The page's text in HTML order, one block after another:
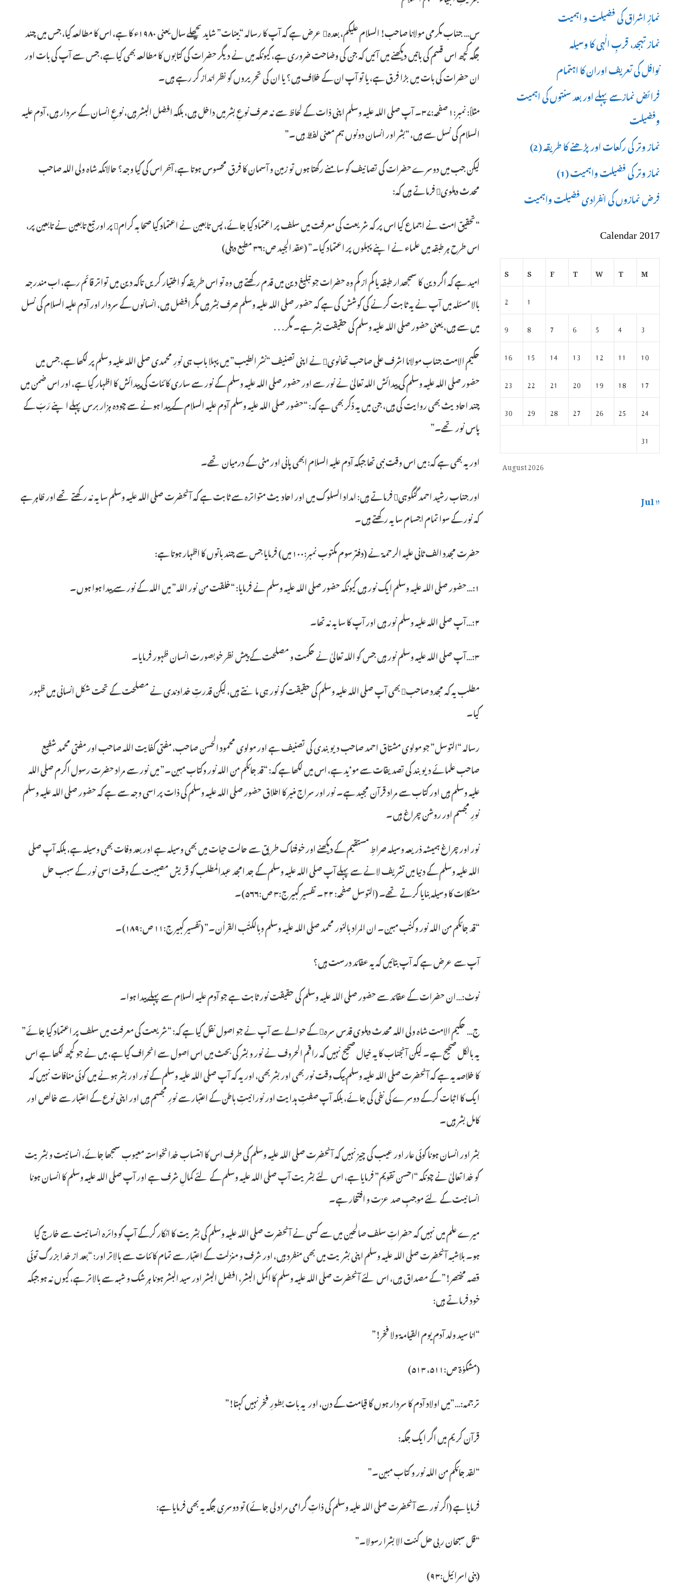
س… جناب مکرمی مولانا صاحب! السلام علیکم، بعدہ عرض ہے کہ آپ کا رسالہ “بینات” شاید پچھلے سال یعنی ۱۹۸۰ء کا ہے، اس کا مطالعہ کیا، جس میں چند
جگہ کچھ اس قسم کی باتیں دیکھنے میں آئیں کہ جن کی وضاحت ضروری ہے، کیونکہ میں نے دیگر حضرات کی کتابوں کا مطالعہ بھی کیا ہے، جس سے آپ کی بات اور
ان حضرات کی بات میں بڑا فرق ہے، یا تو آپ ان کے خلاف ہیں؟ یا ان کی تحریروں کو نظر انداز کر رہے ہیں۔
مثلاً: نمبر:۱ صفحہ:۳۷۔ آپ صلی اللہ علیہ وسلم اپنی ذات کے لحاظ سے نہ صرف نوعِ بشر میں داخل ہیں، بلکہ افضل البشر ہیں، نوعِ انسان کے سردار ہیں، آدم علیہ
السلام کی نسل سے ہیں، “بشر اور انسان دونوں ہم معنی لفظ ہیں۔”
لیکن جب میں دوسرے حضرات کی تصانیف کو سامنے رکھتا ہوں تو زمین و آسمان کا فرق محسوس ہوتا ہے، آخر اس کی کیا وجہ؟ حالانکہ شاہ ولی اللہ صاحب
محدث دہلوی فرماتے ہیں کہ:
“تحقیق امت نے اجماع کیا اس پر کہ شریعت کی معرفت میں سلف پر اعتماد کیا جائے، پس تابعین نے اعتماد کیا صحابہ کرام پر اور تبع تابعین نے تابعین پر،
اس طرح ہر طبقہ میں علماء نے اپنے پہلوں پر اعتماد کیا۔” (عقد الجید ص:۳۶ مطبع دہلی)
امید ہے کہ اگر دین کا سمجھدار طبقہ یا کم از کم وہ حضرات جو تبلیغ دین میں قدم رکھتے ہیں وہ تو اس طریقہ کو اختیار کریں تاکہ دین میں تواتر قائم رہے، اب مندرجہ
بالا مسئلہ میں آپ نے یہ ثابت کرنے کی کوشش کی ہے کہ حضور صلی اللہ علیہ وسلم صرف بشر ہیں مگر افضل ہیں، انسانوں کے سردار اور آدم علیہ السلام کی نسل
میں سے ہیں، یعنی حضور صلی اللہ علیہ وسلم کی حقیقت بشر ہے۔ مگر․․․
حکیم الامت جناب مولانا اشرف علی صاحب تھانوی نے اپنی تصنیف “نشر الطیب” میں پہلا باب ہی نورِ محمدی صلی اللہ علیہ وسلم پر لکھا ہے، جس میں
حضور صلی اللہ علیہ وسلم کی پیدائش اللہ تعالیٰ نے نور سے اور حضور صلی اللہ علیہ وسلم کے نور سے ساری کائنات کی پیدائش کا اظہار کیا ہے، اور اس ضمن میں
چند احادیث بھی روایت کی ہیں، جن میں یہ ذکر بھی ہے کہ: “حضور صلی اللہ علیہ وسلم آدم علیہ السلام کے پیدا ہونے سے چودہ ہزار برس پہلے اپنے رَبّ کے
پاس نور تھے۔”
اور یہ بھی ہے کہ: میں اس وقت نبی تھا جبکہ آدم علیہ السلام ابھی پانی اور مٹی کے درمیان تھے۔
اور جناب رشید احمد گنگوہی فرماتے ہیں: امداد السلوک میں اور احادیث متواترہ سے ثابت ہے کہ آنحضرت صلی اللہ علیہ وسلم سایہ نہ رکھتے تھے اور ظاہر ہے
کہ نور کے سوا تمام اجسام سایہ رکھتے ہیں۔
حضرت مجدد الف ثانی علیہ الرحمة نے (دفتر سوم مکتوب نمبر:۱۰۰ میں) فرمایا جس سے چند باتوں کا اظہار ہوتا ہے:
۱:…حضور صلی اللہ علیہ وسلم ایک نور ہیں کیونکہ حضور صلی اللہ علیہ وسلم نے فرمایا: “خلقت من نور الله” میں اللہ کے نور سے پیدا ہوا ہوں۔
۲:…آپ صلی اللہ علیہ وسلم نور ہیں اور آپ کا سایہ نہ تھا۔
۳:…آپ صلی اللہ علیہ وسلم نور ہیں جس کو اللہ تعالیٰ نے حکمت و مصلحت کے پیش نظر خوبصورت انسان ظہور فرمایا۔
مطلب یہ کہ مجدد صاحب بھی آپ صلی اللہ علیہ وسلم کی حقیقت کو نور ہی مانتے ہیں، لیکن قدرتِ خداوندی نے مصلحت کے تحت شکل انسانی میں ظہور
کیا۔
رسالہ “التوسل” جو مولوی مشتاق احمد صاحب دیوبندی کی تصنیف ہے اور مولوی محمود الحسن صاحب، مفتی کفایت اللہ صاحب اور مفتی محمد شفیع
صاحب علمائے دیوبند کی تصدیقات سے موٴید ہے، اس میں لکھا ہے کہ: “قد جائکم من الله نور وکتاب مبین۔” میں نور سے مراد حضرت رسول اکرم صلی اللہ
علیہ وسلم ہیں اور کتاب سے مراد قرآن مجید ہے۔ نور اور سراج منیر کا اطلاق حضور صلی اللہ علیہ وسلم کی ذات پر اسی وجہ سے ہے کہ حضور صلی اللہ علیہ وسلم
نورِ مجسم اور روشن چراغ ہیں۔
نور اور چراغ ہمیشہ ذریعہ وسیلہ صراطِ مستقیم کے دیکھنے اور خوفناک طریق سے حالت حیات میں بھی وسیلہ ہے اور بعد وفات بھی وسیلہ ہے، بلکہ آپ صلی
اللہ علیہ وسلم کے دنیا میں تشریف لانے سے پہلے آپ صلی اللہ علیہ وسلم کے جد امجد عبدالمطلب کو قریش مصیبت کے وقت اسی نور کے سبب حل
مشکلات کا وسیلہ بنایا کرتے تھے۔ (التوسل صفحہ: ۲۲۔ تفسیر کبیر ج:۳ ص:۵۶۶)۔
“قد جائکم من الله نور وکتٰب مبین۔ ان المراد بالنور محمد صلی الله علیہ وسلم وبالکتٰب القراٰن۔” (تفسیر کبیر ج:۱۱ ص:۱۸۹)۔
آپ سے عرض ہے کہ آپ بتائیں کہ یہ عقائد درست ہیں؟
نوٹ:…ان حضرات کے عقائد سے حضور صلی اللہ علیہ وسلم کی حقیقت نور ثابت ہے جو آدم علیہ السلام سے پہلے پیدا ہوا۔
ج… حکیم الامت شاہ ولی اللہ محدث دہلوی قدس سرہ کے حوالے سے آپ نے جو اصول نقل کیا ہے کہ: “شریعت کی معرفت میں سلف پر اعتماد کیا جائے”
یہ بالکل صحیح ہے۔ لیکن آنجناب کا یہ خیال صحیح نہیں کہ راقم الحروف نے نور و بشر کی بحث میں اس اصول سے انحراف کیا ہے، میں نے جو کچھ لکھا ہے اس
کا خلاصہ یہ ہے کہ آنحضرت صلی اللہ علیہ وسلم بیک وقت نور بھی اور بشر بھی، اور یہ کہ آپ صلی اللہ علیہ وسلم کے نور اور بشر ہونے میں کوئی منافات نہیں کہ
ایک کا اثبات کرکے دوسرے کی نفی کی جائے، بلکہ آپ صفتِ ہدایت اور نورانیتِ باطن کے اعتبار سے نورِ مجسم ہیں اور اپنی نوع کے اعتبار سے خالص اور
کامل بشر ہیں۔
بشر اور انسان ہونا کوئی عار اور عیب کی چیز نہیں کہ آنحضرت صلی اللہ علیہ وسلم کی طرف اس کا انتساب خدانخواستہ معیوب سمجھا جائے، انسانیت و بشریت
کو خدا تعالیٰ نے چونکہ “احسن تقویم” فرمایا ہے، اس لئے بشریت آپ صلی اللہ علیہ وسلم کے لئے کمالِ شرف ہے اور آپ صلی اللہ علیہ وسلم کا انسان ہونا
انسانیت کے لئے موجبِ صد عزت و افتخار ہے۔
میرے علم میں نہیں کہ حضراتِ سلف صالحین میں سے کسی نے آنحضرت صلی اللہ علیہ وسلم کی بشریت کا انکار کرکے آپ کو دائرہ انسانیت سے خارج کیا
ہو۔ بلاشبہ آنحضرت صلی اللہ علیہ وسلم اپنی بشریت میں بھی منفرد ہیں، اور شرف و منزلت کے اعتبار سے تمام کائنات سے بالاتر اور: “بعد از خدا بزرگ توئی
قصہ مختصر!” کے مصداق ہیں، اس لئے آنحضرت صلی اللہ علیہ وسلم کا اکمل البشر، افضل البشر اور سید البشر ہونا ہر شک و شبہ سے بالاتر ہے، کیوں نہ ہو جبکہ
خود فرماتے ہیں:
“انا سید ولد آدم یوم القیامة ولا فخر!”
(مشکوٰة ص:۵۱۱، ۵۱۳)
ترجمہ:…”میں اولاد آدم کا سردار ہوں گا قیامت کے دن، اوریہ بات بطورِ فخر نہیں کہتا!”
قرآن کریم میں اگر ایک جگہ:
“لقد جائکم من الله نور و کتاب مبین۔”
فرمایا ہے (اگر نور سے آنحضرت صلی اللہ علیہ وسلم کی ذاتِ گرامی مراد لی جائے) تو دوسری جگہ یہ بھی فرمایا ہے:
“قل سبحان ربی ھل کنت الا بشرا رسولا۔”
(بنی اسرائیل:۹۳)
نمازِ اشراق کی فضیلت و اہمیت
نماز تہجد، قربِ الٰہی کا وسیلہ
نوافل کی تعریف اوران کا اہتمام
فرائض نمازسے پہلے اور بعد سنتوں کی اہمیت
وفضیلت
نماز وتر کی رکعات اور پڑھنے کا طریقہ (2)
نماز وتر کی فضیلت واہمیت (1)
فرض نمازوں کی انفرادی فضیلت واہمیت
Calendar 2017
August 2026
M
T
W
T
F
S
S
1
2
3
4
5
6
7
8
9
10
11
12
13
14
15
16
17
18
19
20
21
22
23
24
25
26
27
28
29
30
31
« Jul